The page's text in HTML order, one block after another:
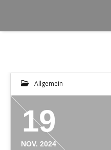
Allgemein
19
NOV. 2024